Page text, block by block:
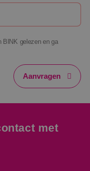
BINK gelezen en ga
Aanvragen
met